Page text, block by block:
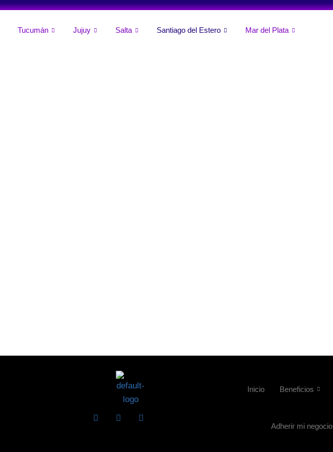
Tucumán Jujuy Salta Santiago del Estero Mar del Plata
Inicio Beneficios
Adherir mi negocio